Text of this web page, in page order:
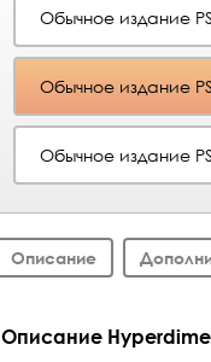
Обычное издание
Обычное издание
Обычное издание
Описание
Описание